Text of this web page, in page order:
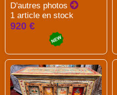
D'autres photos
1 article en stock
920 €